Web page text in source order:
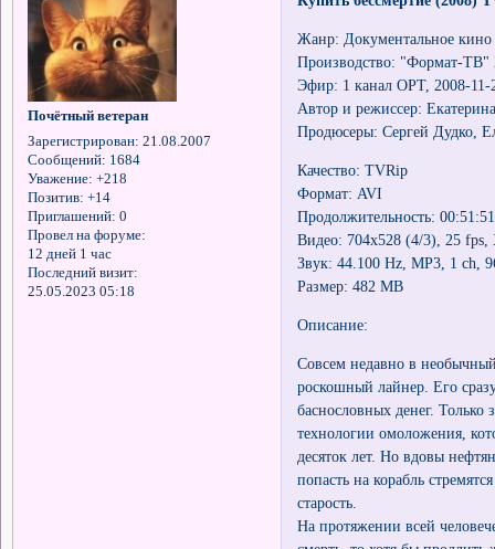
Почётный ветеран
Зарегистрирован: 21.08.2007
Сообщений: 1684
Уважение: +218
Позитив: +14
Приглашений: 0
Провел на форуме:
12 дней 1 час
Последний визит:
25.05.2023 05:18
Жанр: Документальное кино
Производство: "Формат-ТВ"
Эфир: 1 канал ОРТ, 2008-11-
Автор и режиссер:
Продюсеры: Сергей Дудко,
Качество: TVRip
Формат: AVI
Продолжительность: 00:51:51
Видео: 704х528 (4/3), 25
Звук: 44.100 Hz, MP3, 1 ch,
Размер: 482 MB
Описание:
Совсем недавно в
роскошный лайнер. Его
баснословных денег. Только
технологии омоложения,
десяток лет. Но вдовы
попасть на корабль
старость.
На протяжении всей